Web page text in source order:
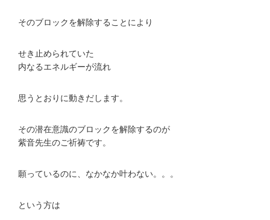
そのブロックを解除することにより
せき止められていた
内なるエネルギーが流れ
思うとおりに動きだします。
その潜在意識のブロックを解除するのが
紫音先生のご祈祷です。
願っているのに、なかなか叶わない。。。
という方は